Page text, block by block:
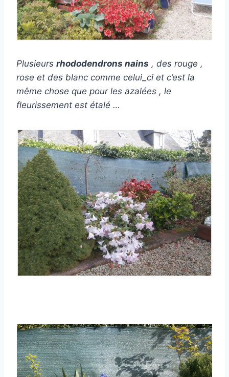
Plusieurs rhododendrons nains , des rouge ,
rose et des blanc comme celui_ci et c’est la
même chose que pour les azalées , le
fleurissement est étalé …